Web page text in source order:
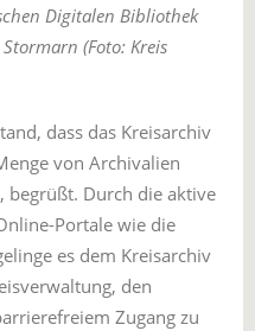
Digitalen Bibliothek
(Foto: Kreis
dass das Kreisarchiv
von Archivalien
begrüßt. Durch die aktive
Portale wie die
es dem Kreisarchiv
den
Zugang zu